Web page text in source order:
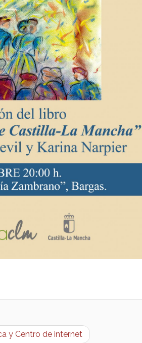
y Centro de internet